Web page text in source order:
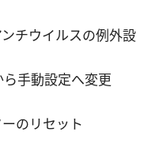
チウイルスの例外設
手動設定へ変更
のリセット